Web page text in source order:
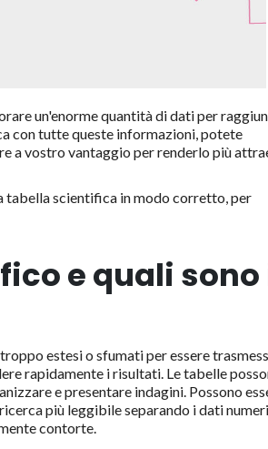
un'enorme quantità di dati per
con tutte queste informazioni, potete
a vostro vantaggio per renderlo più
tabella scientifica in modo corretto, per
e quali sono
estesi o sfumati per essere
rapidamente i risultati. Le tabelle
e presentare indagini. Possono
più leggibile separando i dati
contorte.